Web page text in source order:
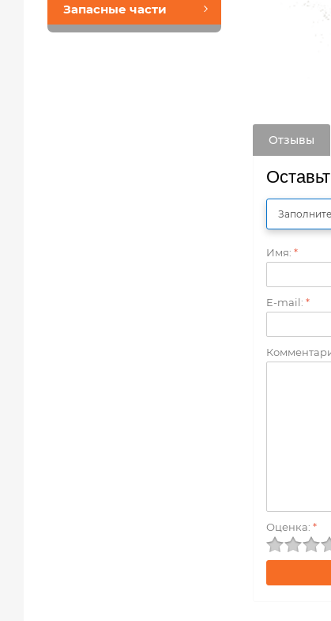
Запасные части
Отзывы
Имя: *
E-mail: *
Оценка: *